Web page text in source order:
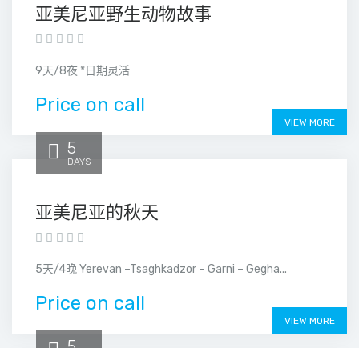
亚美尼亚野生动物故事
9天/8夜 *日期灵活
Price on call
VIEW MORE
5
DAYS
亚美尼亚的秋天
5天/4晚 Yerevan –Tsaghkadzor – Garni – Gegha...
Price on call
VIEW MORE